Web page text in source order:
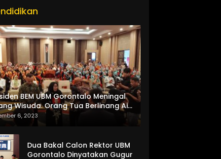
BEM UBM Gorontalo Meningal
Wisuda. Orang Tua Berlinang Air
Menerima SKL dan Pemasangan
6, 2023
Dua Bakal Calon Rektor UBM
Gorontalo Dinyatakan Gugur